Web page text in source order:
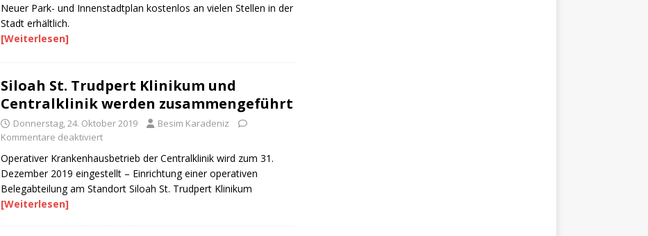
Neuer Park- und Innenstadtplan kostenlos an vielen Stellen in der
Stadt erhältlich.
[Weiterlesen]
Siloah St. Trudpert Klinikum und
Centralklinik werden zusammengeführt
Donnerstag, 24. Oktober 2019
Besim Karadeniz
Kommentare deaktiviert
Operativer Krankenhausbetrieb der Centralklinik wird zum 31.
Dezember 2019 eingestellt – Einrichtung einer operativen
Belegabteilung am Standort Siloah St. Trudpert Klinikum
[Weiterlesen]